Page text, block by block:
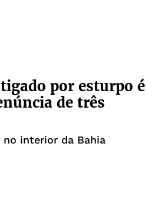
por esturpo é
de três
interior da Bahia